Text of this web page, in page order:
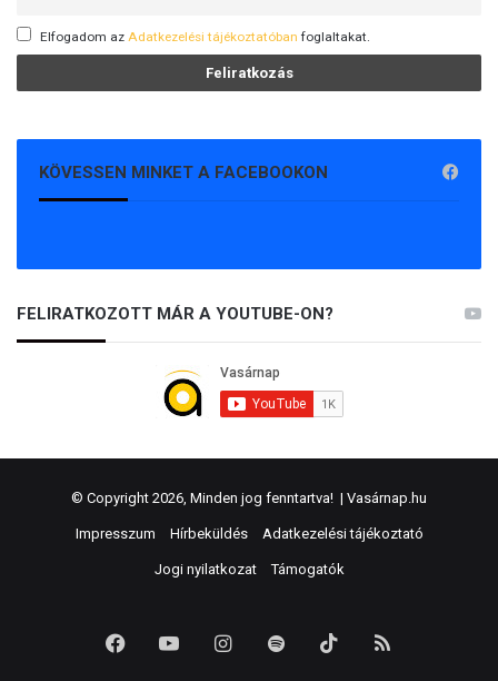
Elfogadom az Adatkezelési tájékoztatóban foglaltakat.
KÖVESSEN MINKET A FACEBOOKON
FELIRATKOZOTT MÁR A YOUTUBE-ON?
© Copyright 2026, Minden jog fenntartva! | Vasárnap.hu
Impresszum Hírbeküldés Adatkezelési tájékoztató
Jogi nyilatkozat Támogatók
FacebookYouTubeInstagram
Spotify TikTok